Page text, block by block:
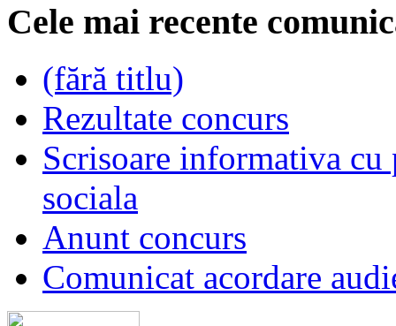
Cele mai recente
(fără titlu)
Rezultate concurs
Scrisoare informativa
sociala
Anunt concurs
Comunicat acordare